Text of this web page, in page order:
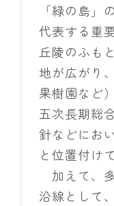
「緑の島」
代表する重
丘陵のふも
地が広がり
果樹園など
五次長期総
針などにお
と位置付け
加えて、
沿線として